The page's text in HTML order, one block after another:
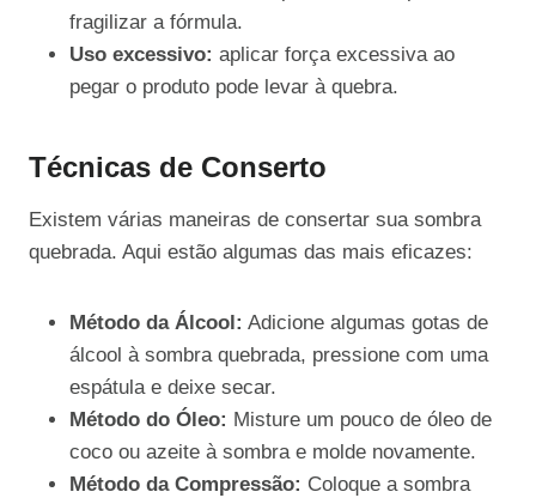
fragilizar a fórmula.
Uso excessivo: aplicar força excessiva ao
pegar o produto pode levar à quebra.
Técnicas de Conserto
Existem várias maneiras de consertar sua sombra
quebrada. Aqui estão algumas das mais eficazes:
Método da Álcool: Adicione algumas gotas de
álcool à sombra quebrada, pressione com uma
espátula e deixe secar.
Método do Óleo: Misture um pouco de óleo de
coco ou azeite à sombra e molde novamente.
Método da Compressão: Coloque a sombra